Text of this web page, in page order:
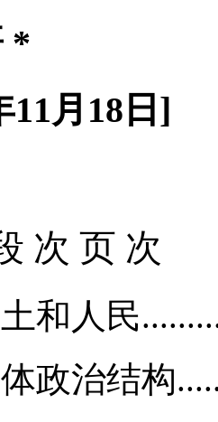
*
11月18日]
次 页 次
和人民
政治结构